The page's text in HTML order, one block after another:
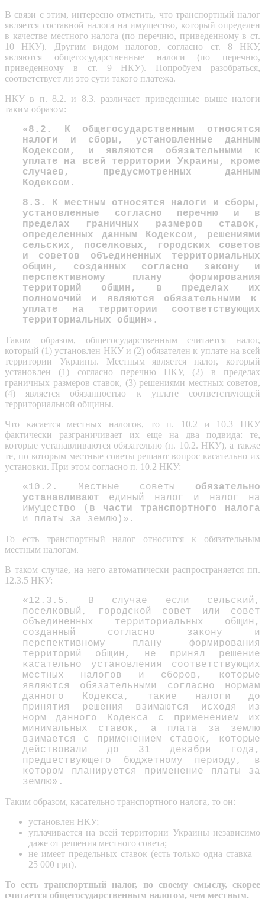
В связи с этим, интересно отметить, что транспортный налог
является составной налога на имущество, который определен
в качестве местного налога (по перечню, приведенному в ст.
10 НКУ). Другим видом налогов, согласно ст. 8 НКУ,
являются общегосударственные налоги (по перечню,
приведенному в ст. 9 НКУ). Попробуем разобраться,
соответствует ли это сути такого платежа.
НКУ в п. 8.2. и 8.3. различает приведенные выше налоги
таким образом:
«8.2. К общегосударственным относятся
налоги и сборы, установленные данным
Кодексом, и являются обязательными к
уплате на всей территории Украины, кроме
случаев,
предусмотренных данным
Кодексом.
8.3.
К местным относятся налоги и сборы,
установленные согласно перечню и в
пределах граничных размеров ставок,
определенных данным Кодексом, решениями
сельских, поселковых, городских советов
и советов объединенных территориальных
общин, созданных согласно закону и
перспективному плану формирования
территорий общин, в пределах их
полномочий и являются обязательными к
уплате на территории соответствующих
территориальных общин».
Таким образом, общегосударственным считается налог,
который (1) установлен НКУ и (2) обязателен к уплате на всей
территории Украины. Местным является налог, который
установлен (1) согласно перечню НКУ, (2) в пределах
граничных размеров ставок, (3) решениями местных советов,
(4) является обязанностью к уплате соответствующей
территориальной общины.
Что касается местных налогов, то п. 10.2 и 10.3 НКУ
фактически разграничивает их еще на два подвида: те,
которые устанавливаются обязательно (п. 10.2. НКУ), а также
те, по которым местные советы решают вопрос касательно их
установки. При этом согласно п. 10.2 НКУ:
«10.2. Местные советы обязательно
устанавливают единый налог и налог на
имущество ( в части транспортного налога
и платы за землю)».
То есть транспортный налог относится к обязательным
местным налогам.
В таком случае, на него автоматически распространяется пп.
12.3.5 НКУ:
«12.3.5. В случае если сельский,
поселковый, городской совет или совет
объединенных территориальных общин,
созданный согласно закону и
перспективному плану формирования
территорий общин, не принял решение
касательно установления соответствующих
местных налогов и сборов, которые
являются обязательными согласно нормам
данного Кодекса, такие налоги до
принятия решения взимаются исходя из
норм данного Кодекса с применением их
минимальных ставок, а плата за землю
взимается с применением ставок, которые
действовали до 31 декабря года,
предшествующего бюджетному периоду, в
котором планируется применение платы за
землю».
Таким образом, касательно транспортного налога, то он:
установлен НКУ;
уплачивается на всей территории Украины независимо
даже от решения местного совета;
не имеет предельных ставок (есть только одна ставка –
25 000 грн).
То есть транспортный налог, по своему смыслу, скорее
считается общегосударственным налогом, чем местным.